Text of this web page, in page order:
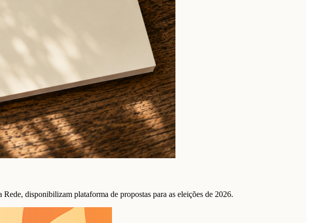
disponibilizam plataforma de propostas para as eleições de 2026.